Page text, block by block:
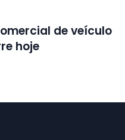
de veículo
hoje